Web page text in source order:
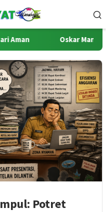
Oskar Manoppo di
Potret